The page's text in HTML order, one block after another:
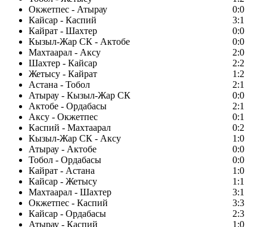
Окжетпес - Атырау
0:0
Кайсар - Каспий
3:1
Кайрат - Шахтер
0:0
Кызыл-Жар СК - Актобе
0:0
Махтаарал - Аксу
2:0
Шахтер - Кайсар
2:2
Жетысу - Кайрат
1:2
Астана - Тобол
2:1
Атырау - Кызыл-Жар СК
0:0
Актобе - Ордабасы
2:1
Аксу - Окжетпес
0:1
Каспий - Махтаарал
0:2
Кызыл-Жар СК - Аксу
1:0
Атырау - Актобе
0:0
Тобол - Ордабасы
0:0
Кайрат - Астана
1:0
Кайсар - Жетысу
1:1
Махтаарал - Шахтер
3:1
Окжетпес - Каспий
3:3
Кайсар - Ордабасы
2:3
Атырау - Каспий
1:0